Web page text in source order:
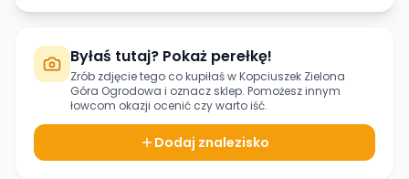
Byłaś tutaj? Pokaż perełkę!
Zrób zdjęcie tego co kupiłaś wKopciuszek Zielona
Góra Ogrodowa i oznacz sklep. Pomożesz innym
łowcom okazji ocenić czy warto iść.
Dodaj znalezisko